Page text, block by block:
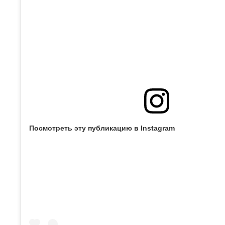
Посмотреть эту публикацию в Instagram